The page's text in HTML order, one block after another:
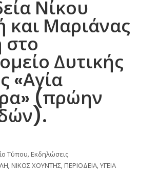
Νίκου
και Μαριάνας
στο
Δυτικής
«Αγία
(πρώην
Τύπου,Εκδηλώσεις
,ΝΙΚΟΣ ΧΟΥΝΤΗΣ,ΠΕΡΙΟΔΕΙΑ,ΥΓΕΙΑ